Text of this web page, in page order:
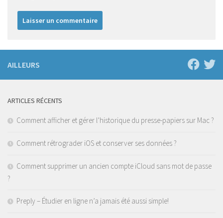
AILLEURS
ARTICLES RÉCENTS
Comment afficher et gérer l’historique du presse-papiers sur Mac ?
Comment rétrograder iOS et conserver ses données ?
Comment supprimer un ancien compte iCloud sans mot de passe
?
Preply – Étudier en ligne n’a jamais été aussi simple!